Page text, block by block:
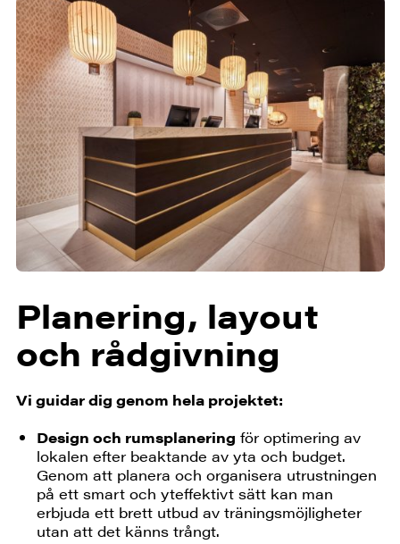
Planering, layout
och rådgivning
Vi guidar dig genom hela projektet:
Design och rumsplanering för optimering av
lokalen efter beaktande av yta och budget.
Genom att planera och organisera utrustningen
på ett smart och yteffektivt sätt kan man
erbjuda ett brett utbud av träningsmöjligheter
utan att det känns trångt.